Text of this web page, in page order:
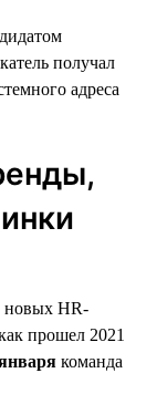
получал
адреса
новых HR-
прошел 2021
команда